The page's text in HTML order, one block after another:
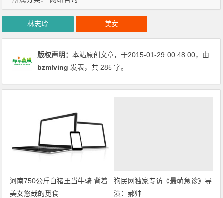
林志玲 美女
版权声明：本站原创文章，于2015-01-29 00:48:00，由
bzmlving 发表，共 285 字。
河南750公斤白猪王当牛骑 背着
美女悠哉的觅食
狗民网独家专访《最萌急诊》导
演：郝帅